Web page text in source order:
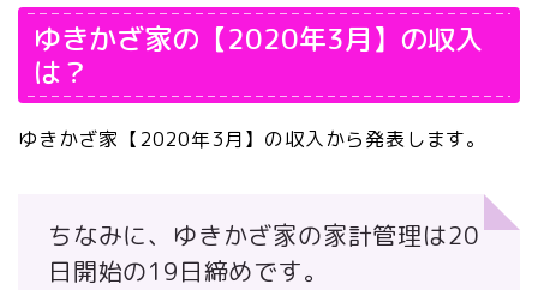
ゆきかざ家の【2020年3月】の収入
は？
ゆきかざ家【2020年3月】の収入から発表します。
ちなみに、ゆきかざ家の家計管理は20
日開始の19日締めです。